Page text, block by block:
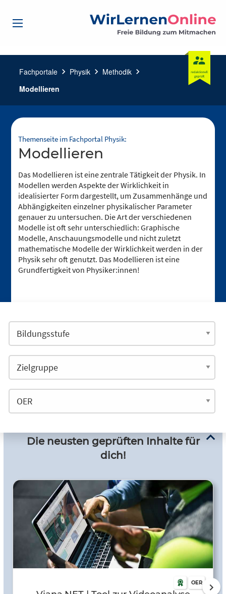
Fachportale chevron_right Physik chevron_right Methodik chevron_right
Modellieren
Themenseite im Fachportal Physik:
Modellieren
Das Modellieren ist eine zentrale Tätigkeit der Physik. In
Modellen werden Aspekte der Wirklichkeit in
idealisierter Form dargestellt, um Zusammenhänge und
Abhängigkeiten einzelner physikalischer Parameter
genauer zu untersuchen. Die Art der verschiedenen
Modelle ist oft sehr unterschiedlich: Graphische
Modelle, Anschauungsmodelle und nicht zuletzt
mathematische Modelle der Wirklichkeit werden in der
Physik sehr oft genutzt. Das Modellieren ist eine
Grundfertigkeit von Physiker:innen!
Die neusten geprüften Inhalte für
dich!
OER